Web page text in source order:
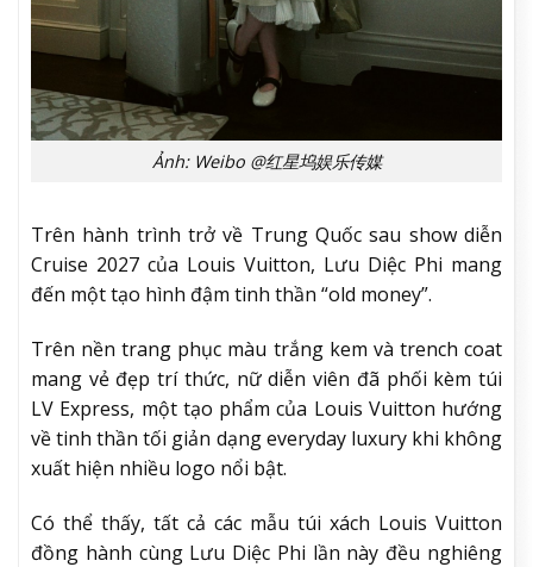
Ảnh: Weibo @红星坞娱乐传媒
Trên hành trình trở về Trung Quốc sau show diễn
Cruise 2027 của Louis Vuitton, Lưu Diệc Phi mang
đến một tạo hình đậm tinh thần “old money”.
Trên nền trang phục màu trắng kem và trench coat
mang vẻ đẹp trí thức, nữ diễn viên đã phối kèm túi
LV Express, một tạo phẩm của Louis Vuitton hướng
về tinh thần tối giản dạng everyday luxury khi không
xuất hiện nhiều logo nổi bật.
Có thể thấy, tất cả các mẫu túi xách Louis Vuitton
đồng hành cùng Lưu Diệc Phi lần này đều nghiêng